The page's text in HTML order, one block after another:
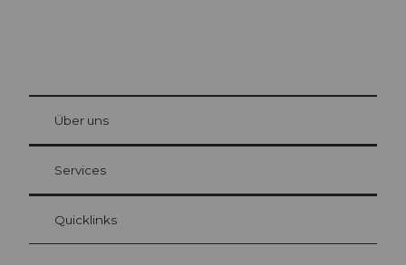
Gästekarte Luzern
Ihre Vorteile als Übernachtungsgast
at Bre
Über uns
Services
Quicklinks